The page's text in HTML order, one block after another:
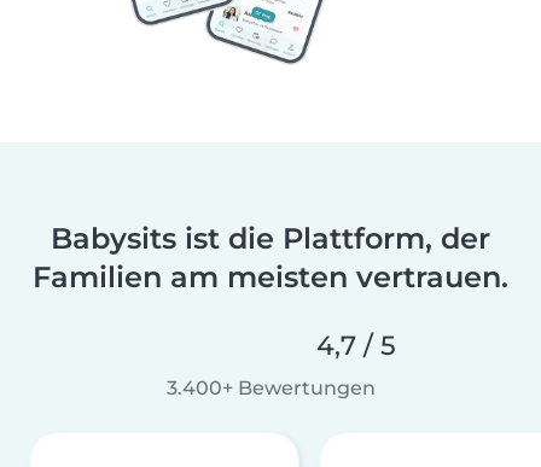
Babysits ist die Plattform, der
Familien am meisten vertrauen.
4,7 / 5
3.400+ Bewertungen